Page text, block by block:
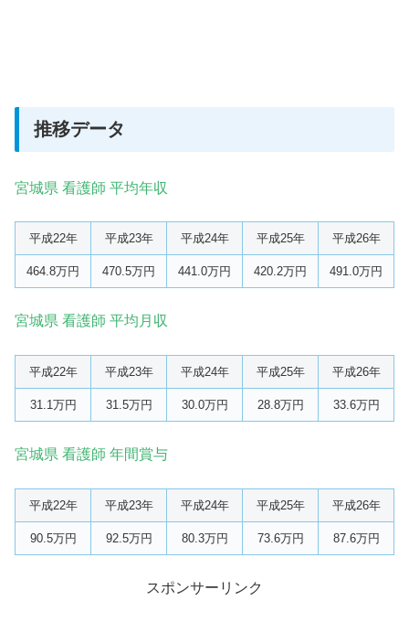
推移データ
宮城県 看護師 平均年収
平成22年 平成23年 平成24年 平成25年 平成26年
464.8万円 470.5万円 441.0万円 420.2万円 491.0万円
宮城県 看護師 平均月収
平成22年 平成23年 平成24年 平成25年 平成26年
31.1万円 31.5万円 30.0万円 28.8万円 33.6万円
宮城県 看護師 年間賞与
平成22年 平成23年 平成24年 平成25年 平成26年
90.5万円 92.5万円 80.3万円 73.6万円 87.6万円
スポンサーリンク